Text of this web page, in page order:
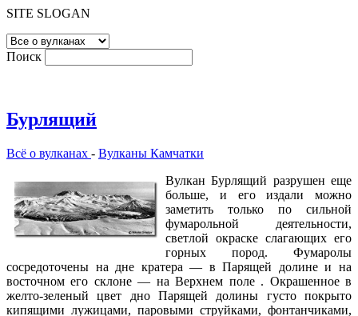
SITE SLOGAN
Поиск
Бурлящий
Всё о вулканах - Вулканы Камчатки
Вулкан Бурлящий разрушен еще
больше, и его издали можно
заметить только по сильной
фумарольной деятельности,
светлой окраске слагающих его
горных пород. Фумаролы
сосредоточены на дне кратера — в Парящей долине и на
восточном его склоне — на Верхнем поле . Окрашенное в
желто-зеленый цвет дно Парящей долины густо покрыто
кипящими лужицами, паровыми струйками, фонтанчиками,